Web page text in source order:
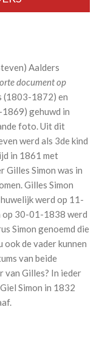
Aalders
document op
(1803-1872) en
gehuwd in
foto. Uit dit
werd als 3de kind
in 1861 met
Gilles Simon was in
Gilles Simon
werd op 11-
op 30-01-1838 werd
Simon genoemd die
de vader kunnen
van beide
van Gilles? In ieder
Simon in 1832